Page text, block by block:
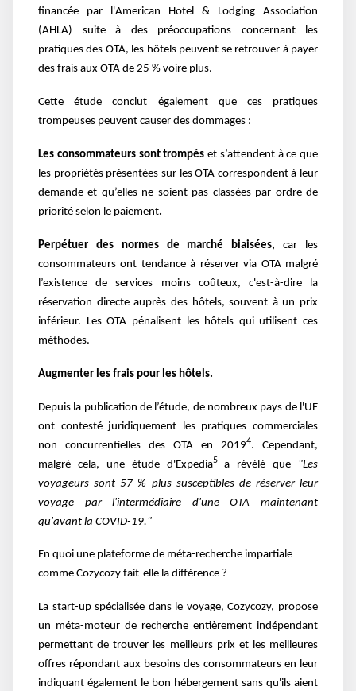
financée par l'American Hotel & Lodging Association
(AHLA) suite à des préoccupations concernant les
pratiques des OTA, les hôtels peuvent se retrouver à payer
des frais aux OTA de 25 % voire plus.
Cette étude conclut également que ces pratiques
trompeuses peuvent causer des dommages :
Les consommateurs sont trompés et s’attendent à ce que
les propriétés présentées sur les OTA correspondent à leur
demande et qu’elles ne soient pas classées par ordre de
priorité selon le paiement.
Perpétuer des normes de marché biaisées,car les
consommateurs ont tendance à réserver via OTA malgré
l’existence de services moins coûteux, c'est-à-dire la
réservation directe auprès des hôtels, souvent à un prix
inférieur. Les OTA pénalisent les hôtels qui utilisent ces
méthodes.
Augmenter les frais pour les hôtels.
Depuis la publication de l’étude, de nombreux pays de l'UE
ont contesté juridiquement les pratiques commerciales
non concurrentielles des OTA en 20194. Cependant,
malgré cela, une étude d'Expedia5a révélé que "Les
voyageurs sont 57 % plus susceptibles de réserver leur
voyage par l'intermédiaire d'une OTA maintenant
qu'avant la COVID-19."
En quoi une plateforme de méta-recherche impartiale
comme Cozycozy fait-elle la différence ?
La start-up spécialisée dans le voyage, Cozycozy, propose
un méta-moteur de recherche entièrement indépendant
permettant de trouver les meilleurs prix et les meilleures
offres répondant aux besoins des consommateurs en leur
indiquant également le bon hébergement sans qu'ils aient